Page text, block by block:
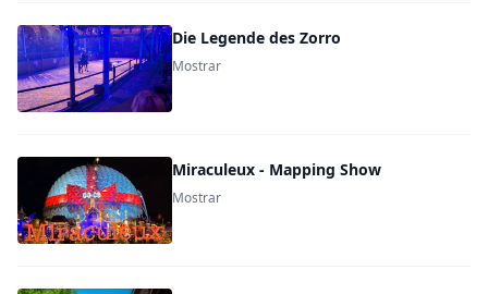
Die Legende des Zorro
Mostrar
Miraculeux - Mapping Show
Mostrar